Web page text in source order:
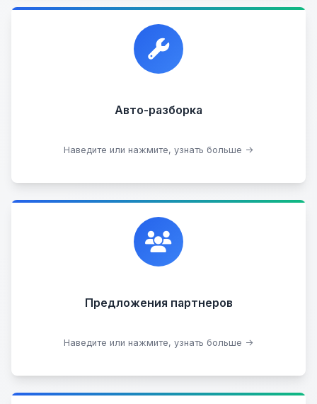
Авто-разборка
Наведите или нажмите, узнать больше →
Прием автомобилей для разборки на запчасти в
любом состоянии.
Сдать на разборку
Предложения партнеров
Наведите или нажмите, узнать больше →
Сотрудничаем с лучшими организациями. Если у
вас есть интересные идеи, мы всегда открыты к
сотрудничеству.
Стать партнером